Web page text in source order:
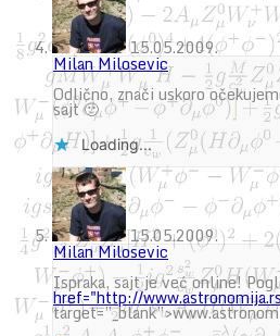
15.05.2009.
Milan Milosevic
Odlično, znači uskoro
sajt 🙂
Loading...
15.05.2009.
Milan Milosevic
Ispraka, sajt je već online!
href="http://